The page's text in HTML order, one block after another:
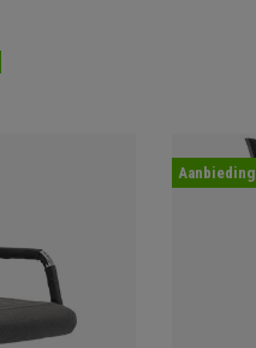
Aanbieding